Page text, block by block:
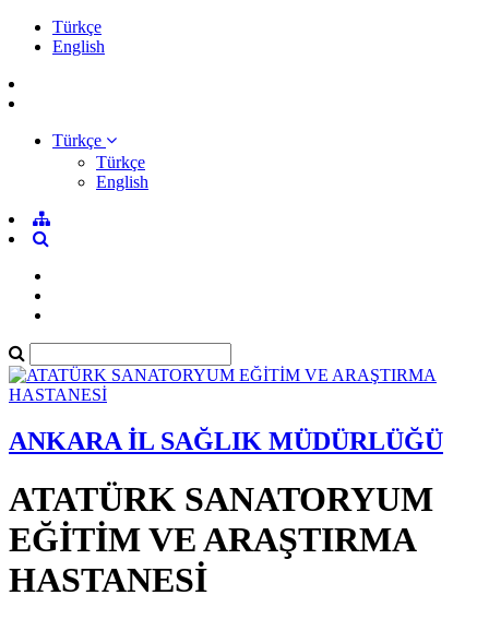
Türkçe
English
Türkçe
Türkçe
English
ANKARA İL SAĞLIK MÜDÜRLÜĞÜ
ATATÜRK SANATORYUM
EĞİTİM VE ARAŞTIRMA
HASTANESİ